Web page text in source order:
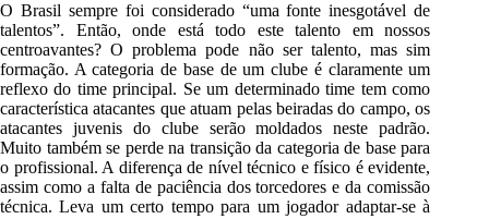
O Brasil sempre foi considerado “uma fonte inesgotável de
talentos”. Então, onde está todo este talento em nossos
centroavantes? O problema pode não ser talento, mas sim
formação. A categoria de base de um clube é claramente um
reflexo do time principal. Se um determinado time tem como
característica atacantes que atuam pelas beiradas do campo, os
atacantes juvenis do clube serão moldados neste padrão.
Muito também se perde na transição da categoria de base para
o profissional. A diferença de nível técnico e físico é evidente,
assim como a falta de paciência dos torcedores e da comissão
técnica. Leva um certo tempo para um jogador adaptar-se à